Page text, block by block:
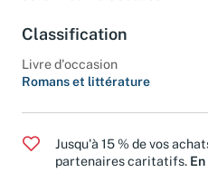
Classification
Livre d'occasion
Jusqu'à 15 % de vos
partenaires caritatifs.